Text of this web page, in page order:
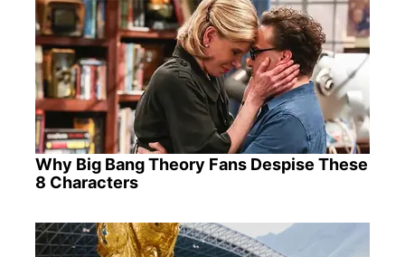
Why Big Bang Theory Fans Despise These
8 Characters